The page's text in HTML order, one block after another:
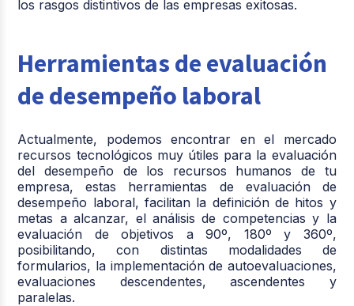
los rasgos distintivos de las empresas exitosas.
Herramientas de evaluación
de desempeño laboral
Actualmente, podemos encontrar en el mercado
recursos tecnológicos muy útiles para la evaluación
del desempeño de los recursos humanos de tu
empresa, estas herramientas de evaluación de
desempeño laboral, facilitan la definición de hitos y
metas a alcanzar, el análisis de competencias y la
evaluación de objetivos a 90º, 180º y 360º,
posibilitando, con distintas modalidades de
formularios, la implementación de autoevaluaciones,
evaluaciones descendentes, ascendentes y
paralelas.